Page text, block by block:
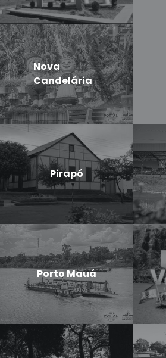
Nova
Candelária
Pirapó
Porto Mauá